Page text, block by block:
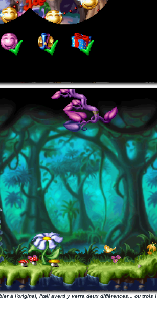
à l'original, l'œil averti y verra deux différences... ou trois !